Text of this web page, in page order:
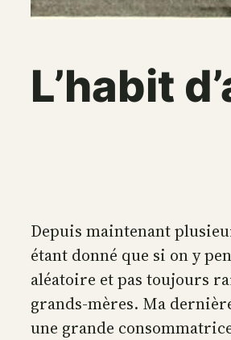
L’habit
Depuis maintenant
étant donné que si on y
aléatoire et pas toujours
grands-mères. Ma
une grande